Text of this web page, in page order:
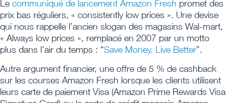
Le communiqué de lancement Amazon Fresh promet des
prix bas réguliers, « consistently low prices ». Une devise
qui nous rappelle l’ancien slogan des magasins Wal-mart,
« Always low prices », remplacé en 2007 par un motto
plus dans l’air du temps : “Save Money. Live Better”.
Autre argument financier, une offre de 5 % de cashback
sur les courses Amazon Fresh lorsque les clients utilisent
leurs carte de paiement Visa (Amazon Prime Rewards Visa